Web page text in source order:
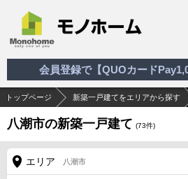
会員登録で【QUOカード
トップページ 新築一戸建てをエリアから探す
八潮市の新築一戸建て (73件)
エリア 八潮市